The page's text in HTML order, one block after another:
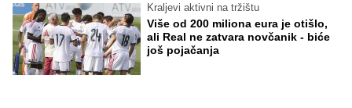
Kraljevi aktivni na tržištu
Više od 200 miliona eura je otišlo,
ali Real ne zatvara novčanik - biće
još pojačanja